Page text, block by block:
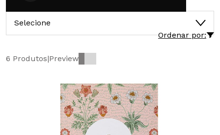
Selecione
Ordenar por:
6 Produtos|Preview